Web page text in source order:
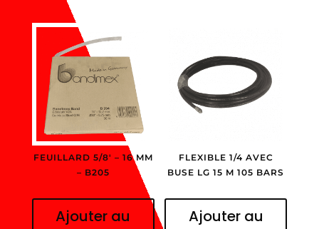
FEUILLARD 5/8′ – 16 MM
– B205
Ajouter au
FLEXIBLE 1/4 AVEC
BUSE LG 15 M 105 BARS
Ajouter au